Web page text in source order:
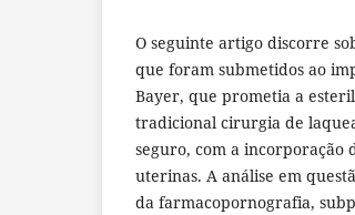
O seguinte artigo discorre
que foram submetidos ao
Bayer, que prometia a
tradicional cirurgia de
seguro, com a incorporação
uterinas. A análise em
da farmacopornografia,